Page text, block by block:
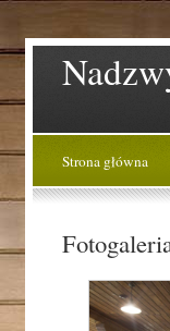
Strona główna